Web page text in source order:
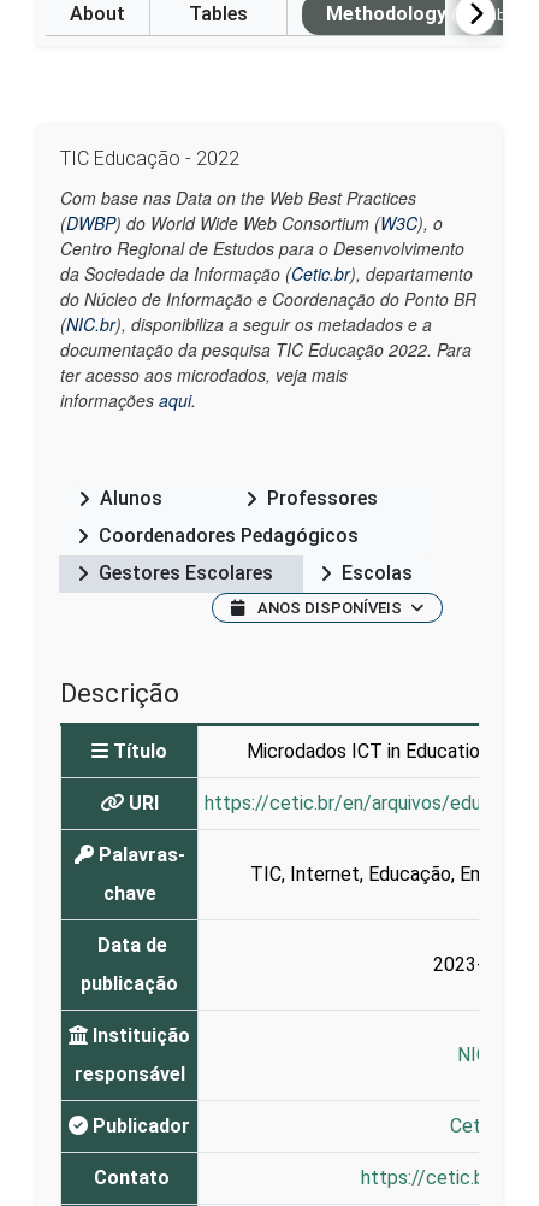
About Tables Methodology (Available
TIC Educação - 2022
Com base nas Data on the Web Best Practices
(DWBP) do World Wide Web Consortium (W3C), o
Centro Regional de Estudos para o Desenvolvimento
da Sociedade da Informação (Cetic.br), departamento
do Núcleo de Informação e Coordenação do Ponto BR
(NIC.br), disponibiliza a seguir os metadados e a
documentação da pesquisa TIC Educação 2022. Para
ter acesso aos microdados, veja mais
informações aqui.
Alunos
Professores
Coordenadores Pedagógicos
Gestores Escolares
Escolas
ANOS DISPONÍVEIS
Descrição
Título Microdados ICT in Education
URI https://cetic.br/en/arquivos/
Palavras-
chave
TIC, Internet, Educação, Ensino
Data de
publicação
2023-09-25
Instituição
responsável
NIC.br
Publicador Cetic.br
Contato https://cetic.br/en/